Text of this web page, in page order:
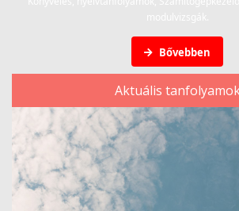
Bővebben
Aktuális